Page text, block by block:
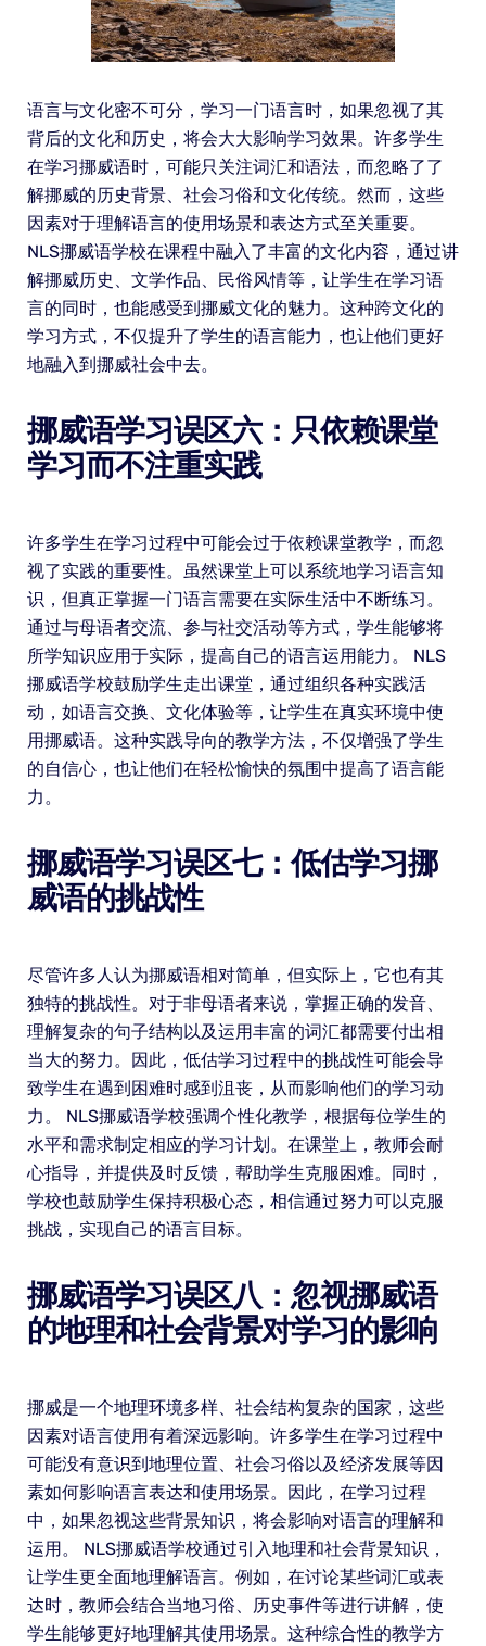
语言与文化密不可分，学习一门语言时，如果忽视了其
背后的文化和历史，将会大大影响学习效果。许多学生
在学习挪威语时，可能只关注词汇和语法，而忽略了了
解挪威的历史背景、社会习俗和文化传统。然而，这些
因素对于理解语言的使用场景和表达方式至关重要。
NLS挪威语学校在课程中融入了丰富的文化内容，通过讲
解挪威历史、文学作品、民俗风情等，让学生在学习语
言的同时，也能感受到挪威文化的魅力。这种跨文化的
学习方式，不仅提升了学生的语言能力，也让他们更好
地融入到挪威社会中去。
挪威语学习误区六：只依赖课堂
学习而不注重实践
许多学生在学习过程中可能会过于依赖课堂教学，而忽
视了实践的重要性。虽然课堂上可以系统地学习语言知
识，但真正掌握一门语言需要在实际生活中不断练习。
通过与母语者交流、参与社交活动等方式，学生能够将
所学知识应用于实际，提高自己的语言运用能力。 NLS
挪威语学校鼓励学生走出课堂，通过组织各种实践活
动，如语言交换、文化体验等，让学生在真实环境中使
用挪威语。这种实践导向的教学方法，不仅增强了学生
的自信心，也让他们在轻松愉快的氛围中提高了语言能
力。
挪威语学习误区七：低估学习挪
威语的挑战性
尽管许多人认为挪威语相对简单，但实际上，它也有其
独特的挑战性。对于非母语者来说，掌握正确的发音、
理解复杂的句子结构以及运用丰富的词汇都需要付出相
当大的努力。因此，低估学习过程中的挑战性可能会导
致学生在遇到困难时感到沮丧，从而影响他们的学习动
力。 NLS挪威语学校强调个性化教学，根据每位学生的
水平和需求制定相应的学习计划。在课堂上，教师会耐
心指导，并提供及时反馈，帮助学生克服困难。同时，
学校也鼓励学生保持积极心态，相信通过努力可以克服
挑战，实现自己的语言目标。
挪威语学习误区八：忽视挪威语
的地理和社会背景对学习的影响
挪威是一个地理环境多样、社会结构复杂的国家，这些
因素对语言使用有着深远影响。许多学生在学习过程中
可能没有意识到地理位置、社会习俗以及经济发展等因
素如何影响语言表达和使用场景。因此，在学习过程
中，如果忽视这些背景知识，将会影响对语言的理解和
运用。 NLS挪威语学校通过引入地理和社会背景知识，
让学生更全面地理解语言。例如，在讨论某些词汇或表
达时，教师会结合当地习俗、历史事件等进行讲解，使
学生能够更好地理解其使用场景。这种综合性的教学方